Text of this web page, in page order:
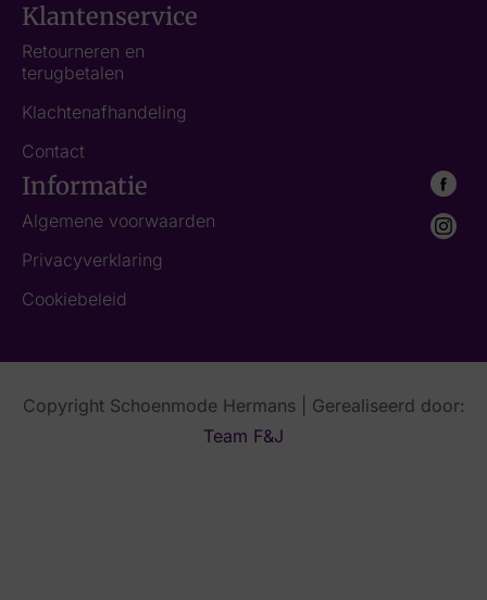
Klantenservice
Retourneren en
terugbetalen
Klachtenafhandeling
Contact
Informatie
Algemene voorwaarden
Privacyverklaring
Cookiebeleid
Copyright Schoenmode Hermans | Gerealiseerd door:
Team F&J